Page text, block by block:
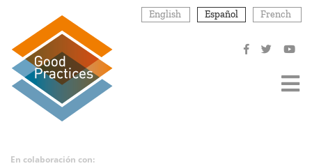
contenido
principal
English Español French
En colaboración con: